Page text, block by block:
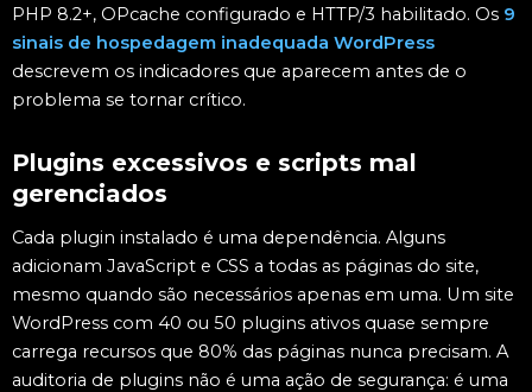
PHP 8.2+, OPcache configurado e HTTP/3 habilitado. Os 9
sinais de hospedagem inadequada WordPress
descrevem os indicadores que aparecem antes de o
problema se tornar crítico.
Plugins excessivos e scripts mal
gerenciados
Cada plugin instalado é uma dependência. Alguns
adicionam JavaScript e CSS a todas as páginas do site,
mesmo quando são necessários apenas em uma. Um site
WordPress com 40 ou 50 plugins ativos quase sempre
carrega recursos que 80% das páginas nunca precisam. A
auditoria de plugins não é uma ação de segurança: é uma